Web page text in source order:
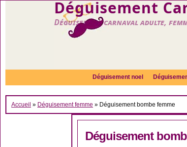
Déguisement
Déguisement carnaval adulte,
Déguisement noel
Accueil » Déguisement femme » Déguisement bombe femme
Déguisement